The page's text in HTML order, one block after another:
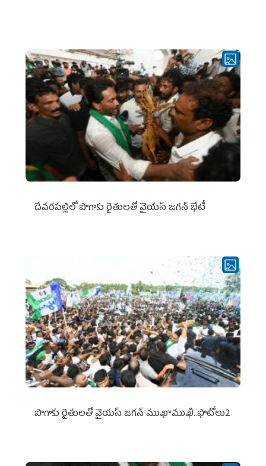
దేవరపల్లిలో పొగాకు రైతులతో వైయస్ జగన్ భేటీ
పొగాకు రైతుల‌తో వైయ‌స్ జ‌గ‌న్ ముఖాముఖి..ఫొటోలు2